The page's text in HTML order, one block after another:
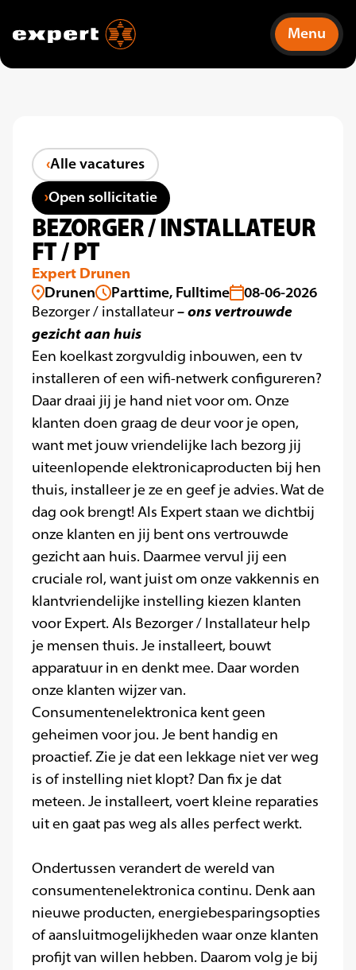
Menu
Alle vacatures
Open sollicitatie
BEZORGER / INSTALLATEUR
FT / PT
Expert Drunen
Drunen
Parttime, Fulltime 08-06-2026
Bezorger / installateur– ons vertrouwde
gezicht aan huis
Een koelkast zorgvuldig inbouwen, een tv
installeren of een wifi-netwerk configureren?
Daar draai jij je hand niet voor om. Onze
klanten doen graag de deur voor je open,
want met jouw vriendelijke lach bezorg jij
uiteenlopende elektronicaproducten bij hen
thuis, installeer je ze en geef je advies. Wat de
dag ook brengt! Als Expert staan we dichtbij
onze klanten en jij bent ons vertrouwde
gezicht aan huis. Daarmee vervul jij een
cruciale rol, want juist om onze vakkennis en
klantvriendelijke instelling kiezen klanten
voor Expert. Als Bezorger / Installateur help
je mensen thuis. Je installeert, bouwt
apparatuur in en denkt mee. Daar worden
onze klanten wijzer van.
Consumentenelektronica kent geen
geheimen voor jou. Je bent handig en
proactief. Zie je dat een lekkage niet ver weg
is of instelling niet klopt? Dan fix je dat
meteen. Je installeert, voert kleine reparaties
uit en gaat pas weg als alles perfect werkt.
Ondertussen verandert de wereld van
consumentenelektronica continu. Denk aan
nieuwe producten, energiebesparingsopties
of aansluitmogelijkheden waar onze klanten
profijt van willen hebben. Daarom volg je bij